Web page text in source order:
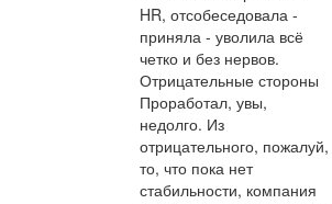
HR, отсобеседовала -
приняла - уволила всё
четко и без нервов.
Отрицательные стороны
Проработал, увы,
недолго. Из
отрицательного, пожалуй,
то, что пока нет
стабильности, компания